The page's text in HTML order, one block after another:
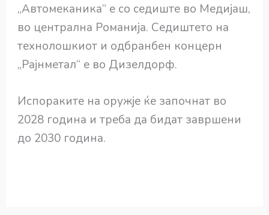
„Автомеканика“ е со седиште во Медијаш,
во централна Романија. Седиштето на
технолошкиот и одбранбен концерн
„Рајнметал“ е во Дизелдорф.
Испораките на оружје ќе започнат во
2028 година и треба да бидат завршени
до 2030 година.